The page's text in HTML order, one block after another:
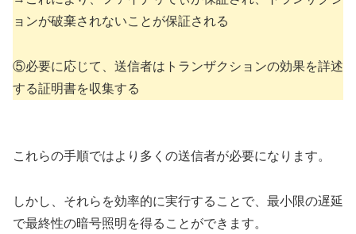
ョンが破棄されないことが保証される
⑤必要に応じて、送信者はトランザクションの効果を詳述
する証明書を収集する
これらの手順ではより多くの送信者が必要になります。
しかし、それらを効率的に実行することで、最小限の遅延
で最終性の暗号照明を得ることができます。